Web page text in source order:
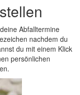
Abfalltermine
nachdem du
du mit einem Klick
persönlichen